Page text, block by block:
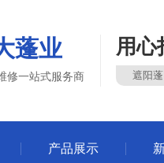
蓬业
修一站式服务商
用心
遮阳蓬
产品展示